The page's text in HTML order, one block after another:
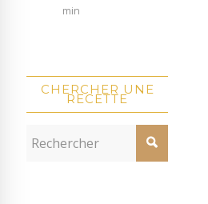
min
CHERCHER UNE
RECETTE